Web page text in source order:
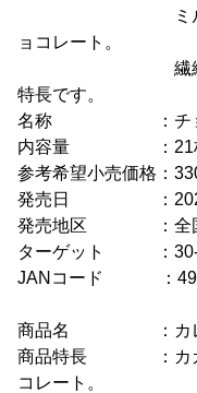
ミルクの深い
ョコレート。
繊細な口どけ
特長です。
名称 ：チョコ
内容量 ：21
参考希望小売価格：
発売日 ：2020年
発売地区 ：全国
ターゲット ：30-
JANコード ：
商品名 ：カレ・
商品特長 ：カカオ
コレート。